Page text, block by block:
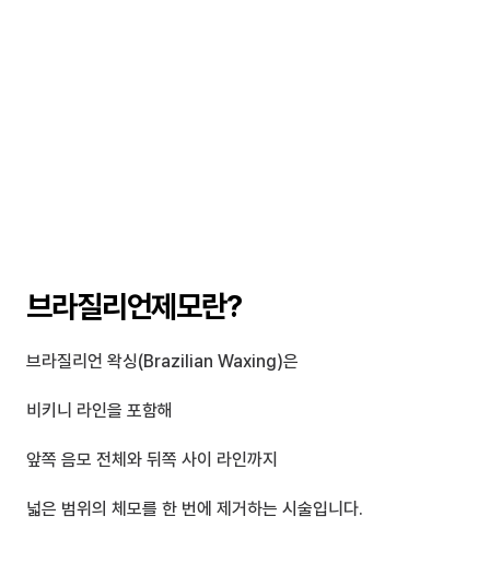
브라질리언제모란?
브라질리언 왁싱(Brazilian Waxing)은
비키니 라인을 포함해
앞쪽 음모 전체와 뒤쪽 사이 라인까지
넓은 범위의 체모를 한 번에 제거하는 시술입니다.